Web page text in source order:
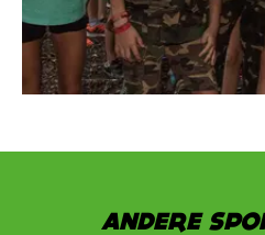
ANDERE